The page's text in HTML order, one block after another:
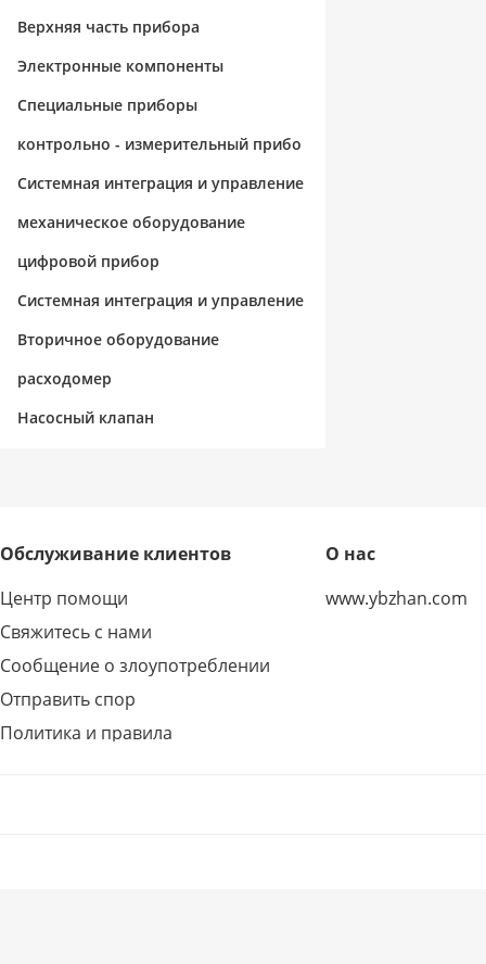
Верхняя часть прибора
Электронные компоненты
Специальные приборы
контрольно - измерительный прибо
р
Системная интеграция и управление
механическое оборудование
цифровой прибор
Системная интеграция и управление
Вторичное оборудование
расходомер
Насосный клапан
Обслуживание клиентов
Центр помощи
Свяжитесь с нами
Сообщение о злоупотреблении
Отправить спор
Политика и правила
О нас
www.ybzhan.com